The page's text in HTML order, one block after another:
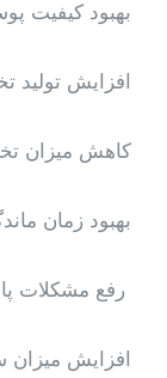
بهبود كيفيت
افزايش توليد
كاهش ميزان
بهبود زمان
رفع مشكلات
افزايش ميزان